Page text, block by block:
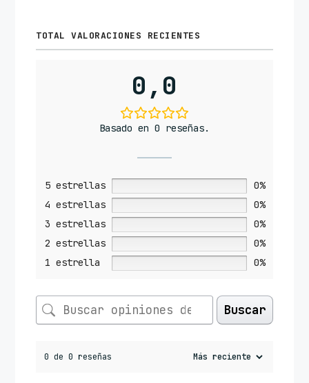
TOTAL VALORACIONES RECIENTES
0,0
Basado en 0 reseñas.
5 estrellas
0%
4 estrellas
0%
3 estrellas
0%
2 estrellas
0%
1 estrella
0%
Buscar
0 de 0 reseñas